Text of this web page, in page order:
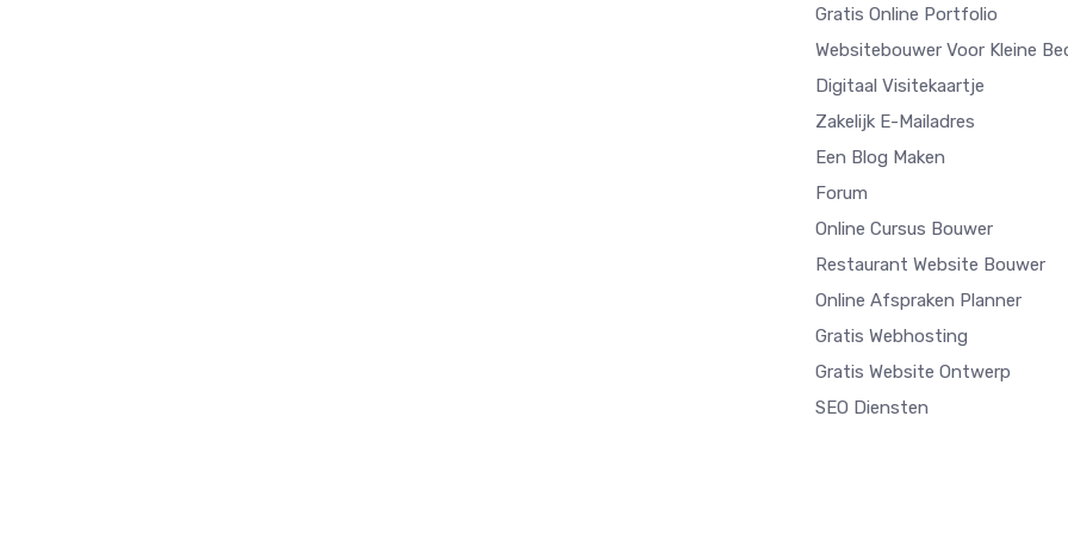
Gratis Online Portfolio
Websitebouwer Voor Kleine
Digitaal Visitekaartje
Zakelijk E-Mailadres
Een Blog Maken
Forum
Online Cursus Bouwer
Restaurant Website Bouwer
Online Afspraken Planner
Gratis Webhosting
Gratis Website Ontwerp
SEO Diensten